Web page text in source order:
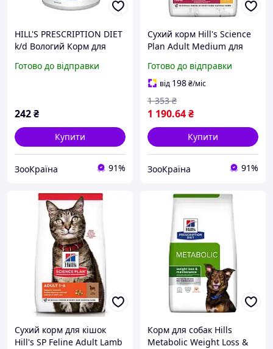
HILL'S PRESCRIPTION DIET
k/d Вологий Корм для
Готово до відправки
242₴
Купити
ЗооКраїна 91%
Сухий корм Hill's Science
Plan Adult Medium для
куркою 2.5 кг
Готово до відправки
від 198₴/міс
1 190.64₴
1 353 ₴
Купити
ЗооКраїна 91%
Сухий корм для кішок
Hill's SP Feline Adult Lamb
Корм для собак Hills
Metabolic Weight Loss &